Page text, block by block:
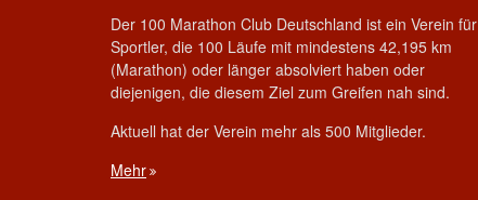
Der 100 Marathon Club Deutschland ist ein Verein für
Sportler, die 100 Läufe mit mindestens 42,195 km
(Marathon) oder länger absolviert haben oder
diejenigen, die diesem Ziel zum Greifen nah sind.
Aktuell hat der Verein mehr als 500 Mitglieder.
Mehr